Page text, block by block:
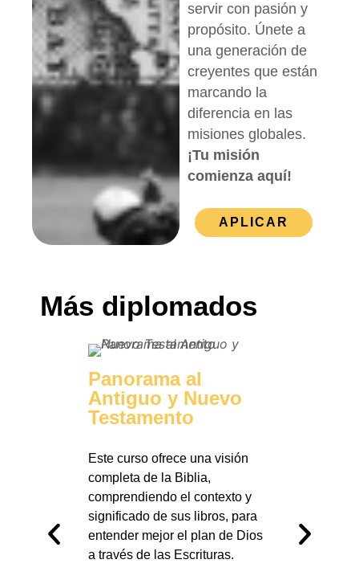
servir con pasión y
propósito. Únete a
una generación de
creyentes que están
marcando la
diferencia en las
misiones globales.
¡Tu misión
comienza aquí!
APLICAR
Más diplomados
Panorama al
Antiguo y Nuevo
Testamento
Este curso ofrece una visión
completa de la Biblia,
comprendiendo el contexto y
significado de sus libros, para
entender mejor el plan de Dios
a través de las Escrituras.